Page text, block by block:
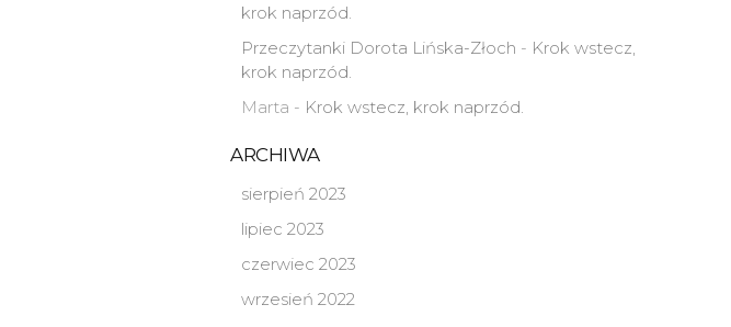
krok naprzód.
Przeczytanki Dorota Lińska-Złoch - Krok wstecz,
krok naprzód.
Marta - Krok wstecz, krok naprzód.
ARCHIWA
sierpień 2023
lipiec 2023
czerwiec 2023
wrzesień 2022